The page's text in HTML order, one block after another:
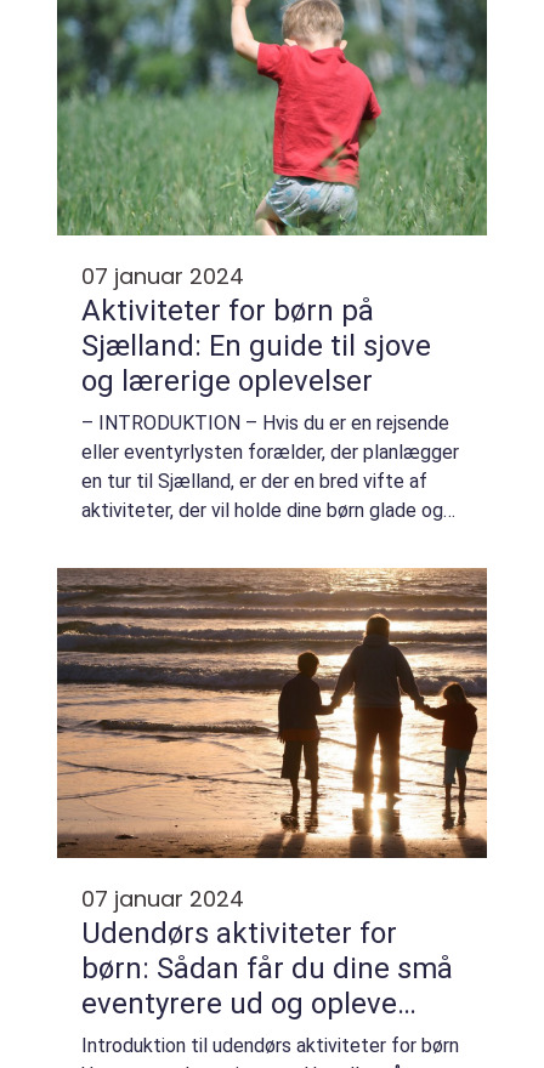
07 januar 2024
Aktiviteter for børn på
Sjælland: En guide til sjove
og lærerige oplevelser
– INTRODUKTION – Hvis du er en rejsende
eller eventyrlysten forælder, der planlægger
en tur til Sjælland, er der en bred vifte af
aktiviteter, der vil holde dine børn glade og
slotte, interaktive...
07 januar 2024
Udendørs aktiviteter for
børn: Sådan får du dine små
eventyrere ud og opleve
naturen
Introduktion til udendørs aktiviteter for børn